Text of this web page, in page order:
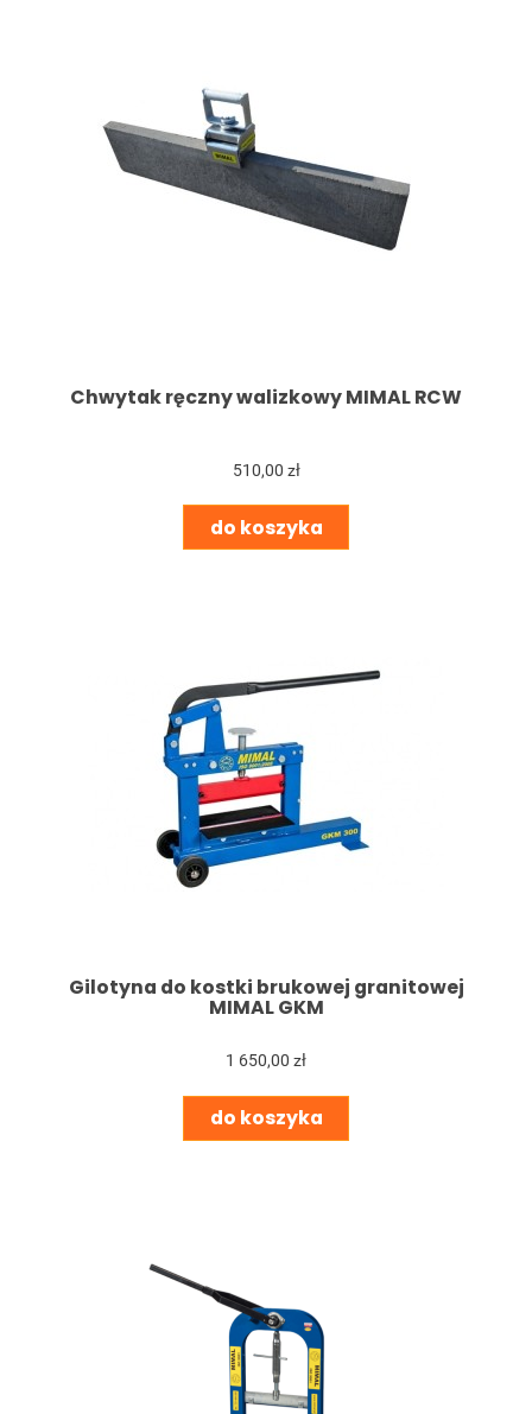
Chwytak ręczny walizkowy MIMAL RCW
510,00 zł
do koszyka
Gilotyna do kostki brukowej granitowej
MIMAL GKM
1 650,00 zł
do koszyka